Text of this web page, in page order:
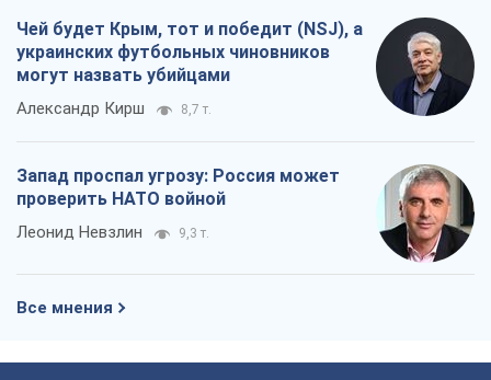
Чей будет Крым, тот и победит (NSJ), а
украинских футбольных чиновников
могут назвать убийцами
Александр Кирш 8,7 т.
Запад проспал угрозу: Россия может
проверить НАТО войной
Леонид Невзлин 9,3 т.
Все мнения